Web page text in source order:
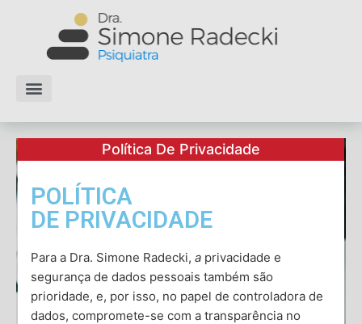
Política De Privacidade
POLÍTICA
DE PRIVACIDADE
Para a Dra. Simone Radecki,a privacidade e
segurança de dados pessoais também são
prioridade, e, por isso, no papel de controladora de
dados, compromete-se com a transparência no